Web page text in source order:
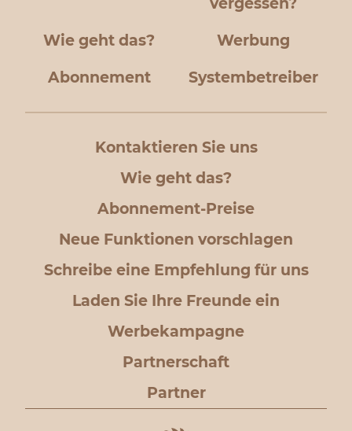
Wie geht das? Werbung
Abonnement Systembetreiber
Kontaktieren Sie uns
Wie geht das?
Abonnement-Preise
Neue Funktionen vorschlagen
Schreibe eine Empfehlung für uns
Laden Sie Ihre Freunde ein
Werbekampagne
Partnerschaft
Partner